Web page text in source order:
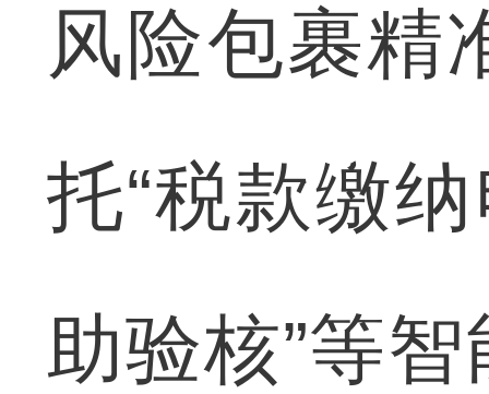
风险包裹精
托“税款缴
助验核”等